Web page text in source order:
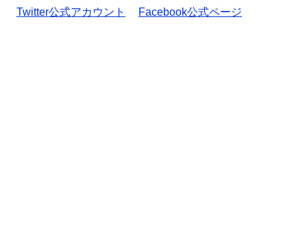
Twitter公式アカウント
Facebook公式ページ